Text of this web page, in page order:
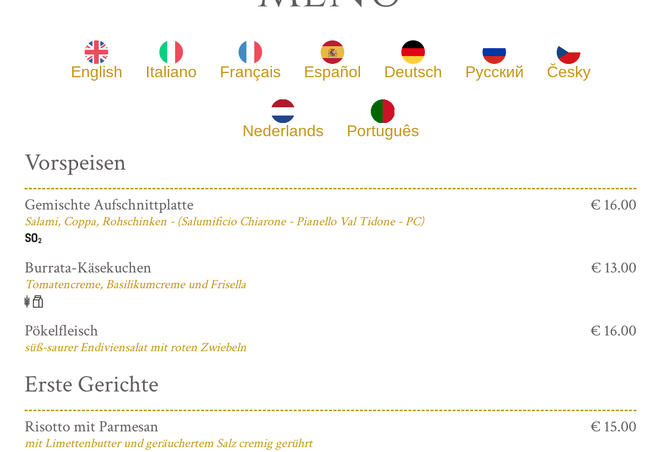
English Italiano Français Español Deutsch Русский Česky
Nederlands Português
Vorspeisen
Gemischte Aufschnittplatte
Salami, Coppa, Rohschinken - (Salumificio Chiarone - Pianello Val Tidone - PC)
€ 16.00
Burrata-Käsekuchen
Tomatencreme, Basilikumcreme und Frisella
€ 13.00
Pökelfleisch
süß-saurer Endiviensalat mit roten Zwiebeln
€ 16.00
Erste Gerichte
Risotto mit Parmesan
mit Limettenbutter und geräuchertem Salz cremig gerührt
€ 15.00